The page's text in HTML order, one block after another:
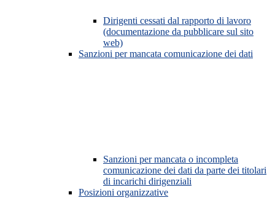
Dirigenti cessati dal rapporto di lavoro
(documentazione da pubblicare sul sito
web)
Sanzioni per mancata comunicazione dei dati
Sanzioni per mancata o incompleta
comunicazione dei dati da parte dei titolari
di incarichi dirigenziali
Posizioni organizzative